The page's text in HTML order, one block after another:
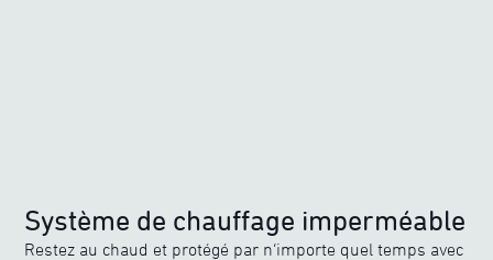
Système de chauffage imperméable
Restez au chaud et protégé par n’importe quel temps avec